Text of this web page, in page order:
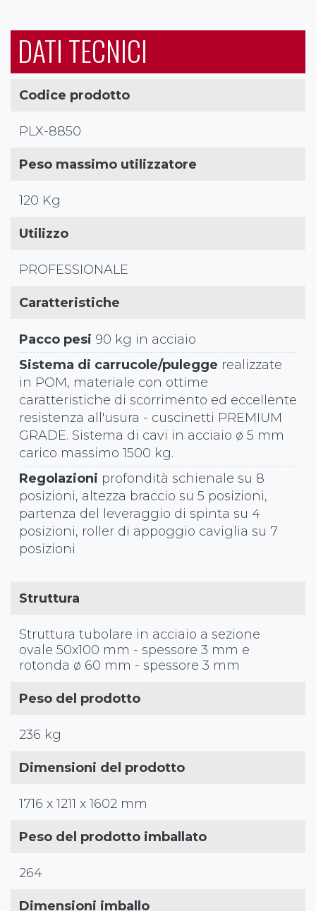
DATI TECNICI
Codice prodotto
PLX-8850
Peso massimo utilizzatore
120 Kg
Utilizzo
PROFESSIONALE
Caratteristiche
Pacco pesi 90 kg in acciaio
Sistema di carrucole/pulegge realizzate
in POM, materiale con ottime
caratteristiche di scorrimento ed eccellente
resistenza all'usura - cuscinetti PREMIUM
GRADE. Sistema di cavi in acciaio ø 5 mm
carico massimo 1500 kg.
Regolazioni profondità schienale su 8
posizioni, altezza braccio su 5 posizioni,
partenza del leveraggio di spinta su 4
posizioni, roller di appoggio caviglia su 7
posizioni
Struttura
Struttura tubolare in acciaio a sezione
ovale 50x100 mm - spessore 3 mm e
rotonda ø 60 mm - spessore 3 mm
Peso del prodotto
236 kg
Dimensioni del prodotto
1716 x 1211 x 1602 mm
Peso del prodotto imballato
264
Dimensioni imballo